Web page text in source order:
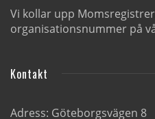
Vi kollar upp
organisationsnummer på
Kontakt
Adress: Göteborgsvägen 8